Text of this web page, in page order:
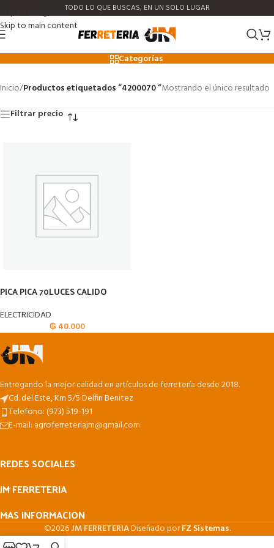
Skip to navigation
Skip to main content
TODO LO QUE BUSCAS, EN UN SOLO LUGAR
4200070
Categorías
Inicio/Productos etiquetados “4200070 ”Mostrando el único resultado
Filtrar precio
PICA PICA 70LUCES CALIDO
ELECTRICIDAD
₲ 40.000
Entregando la mejor calidad en artículos de ferretería desde 2018.
Cd. del Este, Km 5/5 Delfin Benitez
Telefono: (973) 519-191
E-mail: agroferreteriajm@gmail.com
REDES SOCIALES
JM FERRETERIA
MAS INFORMACION
©2026JM FERRETERIADiseñado porFZ Sistemas.